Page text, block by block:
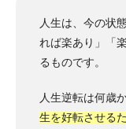
人生は、今の状
れば楽あり」「
るものです。
人生逆転は何歳
生を好転させる